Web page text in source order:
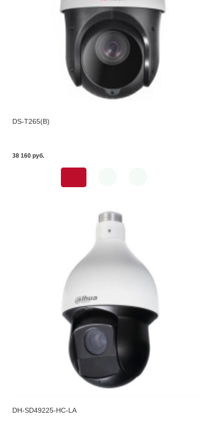
DS-T265(B)
38 160 pуб.
DH-SD49225-HC-LA